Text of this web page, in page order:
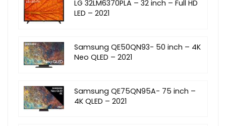
LG 32LM6370PLA – 32 inch – Full HD
LED – 2021
Samsung QE50QN93- 50 inch – 4K
Neo QLED – 2021
Samsung QE75QN95A- 75 inch –
4K QLED – 2021